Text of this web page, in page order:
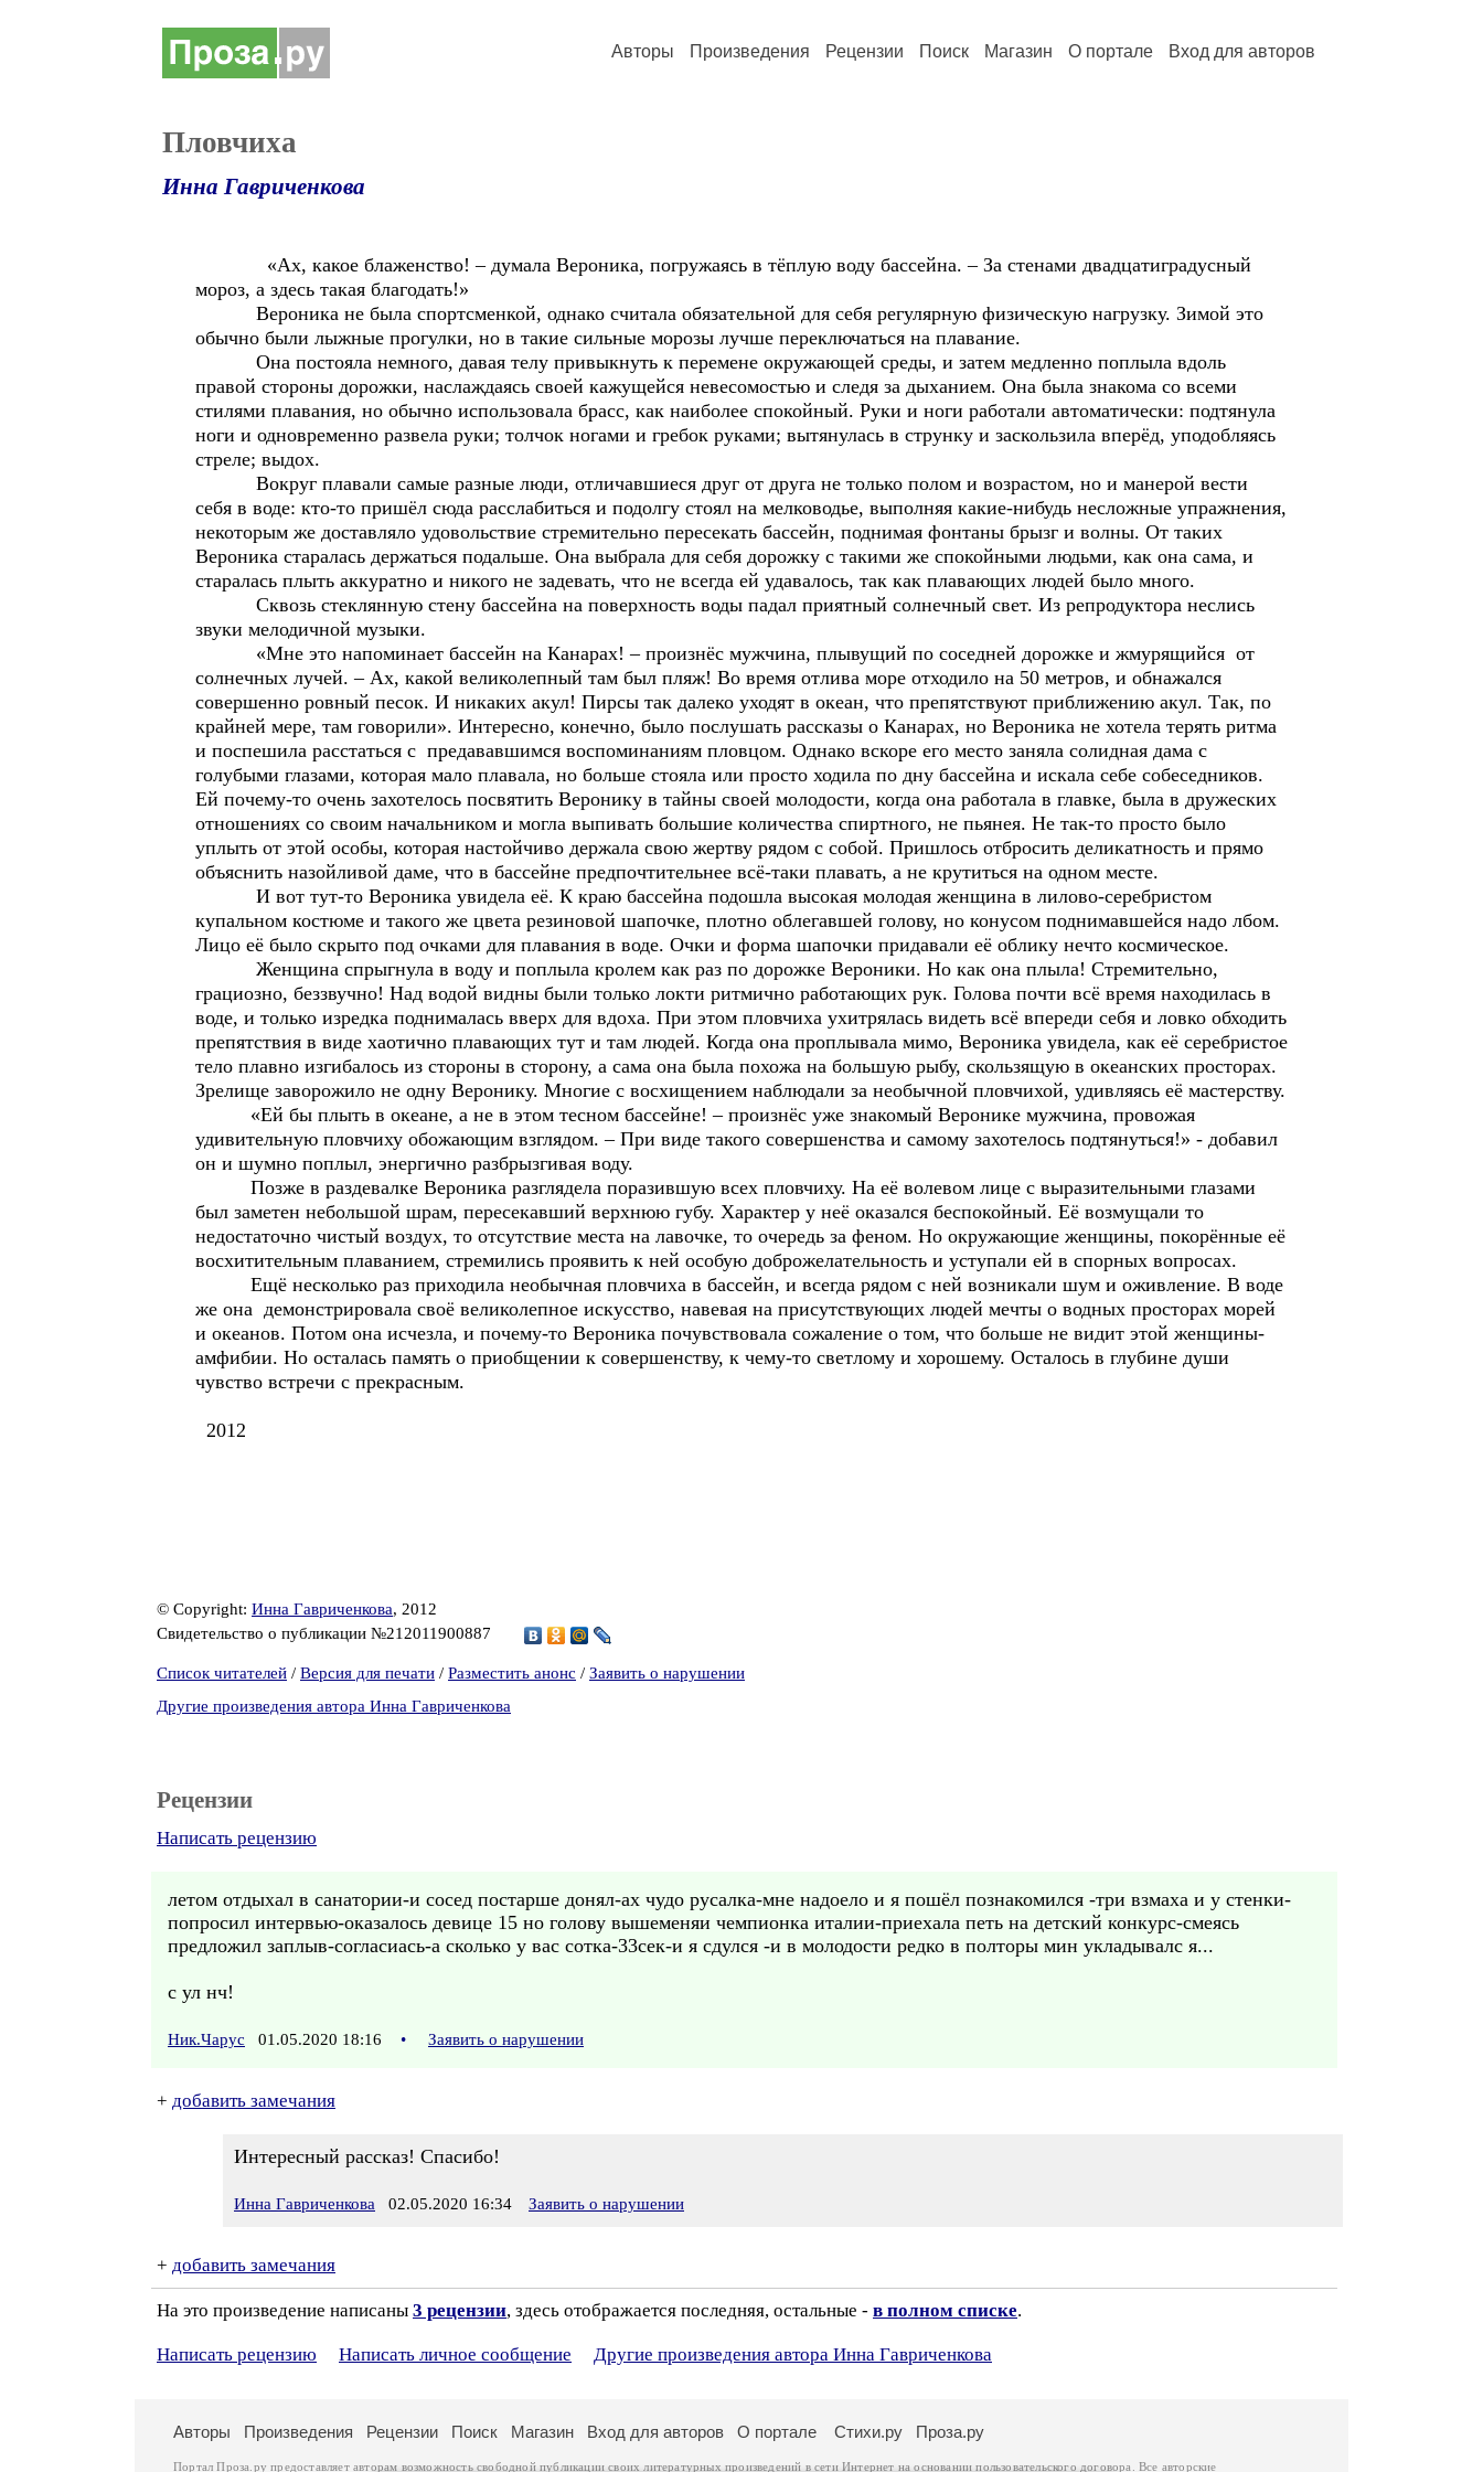
Авторы Произведения Рецензии Поиск Магазин О портале Вход для авторов
Пловчиха
Инна Гавриченкова
«Ах, какое блаженство! – думала Вероника, погружаясь в тёплую воду бассейна. – За стенами двадцатиградусный
мороз, а здесь такая благодать!»
Вероника не была спортсменкой, однако считала обязательной для себя регулярную физическую нагрузку. Зимой это
обычно были лыжные прогулки, но в такие сильные морозы лучше переключаться на плавание.
Она постояла немного, давая телу привыкнуть к перемене окружающей среды, и затем медленно поплыла вдоль
правой стороны дорожки, наслаждаясь своей кажущейся невесомостью и следя за дыханием. Она была знакома со всеми
стилями плавания, но обычно использовала брасс, как наиболее спокойный. Руки и ноги работали автоматически: подтянула
ноги и одновременно развела руки; толчок ногами и гребок руками; вытянулась в струнку и заскользила вперёд, уподобляясь
стреле; выдох.
Вокруг плавали самые разные люди, отличавшиеся друг от друга не только полом и возрастом, но и манерой вести
себя в воде: кто-то пришёл сюда расслабиться и подолгу стоял на мелководье, выполняя какие-нибудь несложные упражнения,
некоторым же доставляло удовольствие стремительно пересекать бассейн, поднимая фонтаны брызг и волны. От таких
Вероника старалась держаться подальше. Она выбрала для себя дорожку с такими же спокойными людьми, как она сама, и
старалась плыть аккуратно и никого не задевать, что не всегда ей удавалось, так как плавающих людей было много.
Сквозь стеклянную стену бассейна на поверхность воды падал приятный солнечный свет. Из репродуктора неслись
звуки мелодичной музыки.
«Мне это напоминает бассейн на Канарах! – произнёс мужчина, плывущий по соседней дорожке и жмурящийся от
солнечных лучей. – Ах, какой великолепный там был пляж! Во время отлива море отходило на 50 метров, и обнажался
совершенно ровный песок. И никаких акул! Пирсы так далеко уходят в океан, что препятствуют приближению акул. Так, по
крайней мере, там говорили». Интересно, конечно, было послушать рассказы о Канарах, но Вероника не хотела терять ритма
и поспешила расстаться с предававшимся воспоминаниям пловцом. Однако вскоре его место заняла солидная дама с
голубыми глазами, которая мало плавала, но больше стояла или просто ходила по дну бассейна и искала себе собеседников.
Ей почему-то очень захотелось посвятить Веронику в тайны своей молодости, когда она работала в главке, была в дружеских
отношениях со своим начальником и могла выпивать большие количества спиртного, не пьянея. Не так-то просто было
уплыть от этой особы, которая настойчиво держала свою жертву рядом с собой. Пришлось отбросить деликатность и прямо
объяснить назойливой даме, что в бассейне предпочтительнее всё-таки плавать, а не крутиться на одном месте.
И вот тут-то Вероника увидела её. К краю бассейна подошла высокая молодая женщина в лилово-серебристом
купальном костюме и такого же цвета резиновой шапочке, плотно облегавшей голову, но конусом поднимавшейся надо лбом.
Лицо её было скрыто под очками для плавания в воде. Очки и форма шапочки придавали её облику нечто космическое.
Женщина спрыгнула в воду и поплыла кролем как раз по дорожке Вероники. Но как она плыла! Стремительно,
грациозно, беззвучно! Над водой видны были только локти ритмично работающих рук. Голова почти всё время находилась в
воде, и только изредка поднималась вверх для вдоха. При этом пловчиха ухитрялась видеть всё впереди себя и ловко обходить
препятствия в виде хаотично плавающих тут и там людей. Когда она проплывала мимо, Вероника увидела, как её серебристое
тело плавно изгибалось из стороны в сторону, а сама она была похожа на большую рыбу, скользящую в океанских просторах.
Зрелище заворожило не одну Веронику. Многие с восхищением наблюдали за необычной пловчихой, удивляясь её мастерству.
«Ей бы плыть в океане, а не в этом тесном бассейне! – произнёс уже знакомый Веронике мужчина, провожая
удивительную пловчиху обожающим взглядом. – При виде такого совершенства и самому захотелось подтянуться!» - добавил
он и шумно поплыл, энергично разбрызгивая воду.
Позже в раздевалке Вероника разглядела поразившую всех пловчиху. На её волевом лице с выразительными глазами
был заметен небольшой шрам, пересекавший верхнюю губу. Характер у неё оказался беспокойный. Её возмущали то
недостаточно чистый воздух, то отсутствие места на лавочке, то очередь за феном. Но окружающие женщины, покорённые её
восхитительным плаванием, стремились проявить к ней особую доброжелательность и уступали ей в спорных вопросах.
Ещё несколько раз приходила необычная пловчиха в бассейн, и всегда рядом с ней возникали шум и оживление. В воде
же она демонстрировала своё великолепное искусство, навевая на присутствующих людей мечты о водных просторах морей
и океанов. Потом она исчезла, и почему-то Вероника почувствовала сожаление о том, что больше не видит этой женщины-
амфибии. Но осталась память о приобщении к совершенству, к чему-то светлому и хорошему. Осталось в глубине души
чувство встречи с прекрасным.
2012
© Copyright: Инна Гавриченкова, 2012
Свидетельство о публикации №212011900887
Список читателей / Версия для печати / Разместить анонс / Заявить о нарушении
Другие произведения автора Инна Гавриченкова
Рецензии
Написать рецензию
летом отдыхал в санатории-и сосед постарше донял-ах чудо русалка-мне надоело и я пошёл познакомился -три взмаха и у стенки-
попросил интервью-оказалось девице 15 но голову вышеменяи чемпионка италии-приехала петь на детский конкурс-смеясь
предложил заплыв-согласиась-а сколько у вас сотка-33сек-и я сдулся -и в молодости редко в полторы мин укладывалс я...
с ул нч!
Ник.Чарус 01.05.2020 18:16 • Заявить о нарушении
+ добавить замечания
Интересный рассказ! Спасибо!
Инна Гавриченкова 02.05.2020 16:34 Заявить о нарушении
+ добавить замечания
На это произведение написаны 3 рецензии, здесь отображается последняя, остальные - в полном списке.
Написать рецензию Написать личное сообщение Другие произведения автора Инна Гавриченкова
Авторы Произведения Рецензии Поиск Магазин Вход для авторов О портале Стихи.ру Проза.ру
Портал Проза.ру предоставляет авторам возможность свободной публикации своих литературных произведений в сети Интернет на основаниипользовательского договора . Все авторские